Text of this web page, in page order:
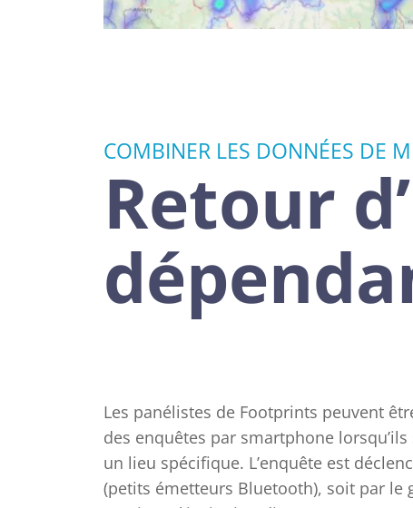
COMBINER LES DONNÉES DE
Retour
Les panélistes de Footprints peuvent
des enquêtes par smartphone
un lieu spécifique. L’enquête est
(petits émetteurs Bluetooth), soit par le